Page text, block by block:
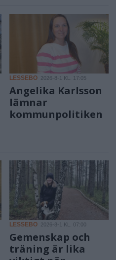
LESSEBO 2026-8-1 KL. 17:05
Angelika Karlsson
lämnar
kommunpolitiken
LESSEBO 2026-8-1 KL. 07:00
Gemenskap och
träning är lika